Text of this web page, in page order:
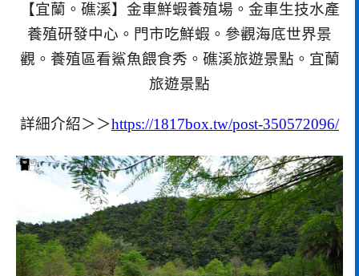
【宜蘭。礁溪】金車鮮蝦養殖場。金車生技水產
養殖研發中心。門市吃鮮蝦。參觀海底世界景
觀。養殖區看鯊魚餵食秀。礁溪旅遊景點。宜蘭
旅遊景點
詳細介紹＞＞https://1817box.tw/post-350572096/